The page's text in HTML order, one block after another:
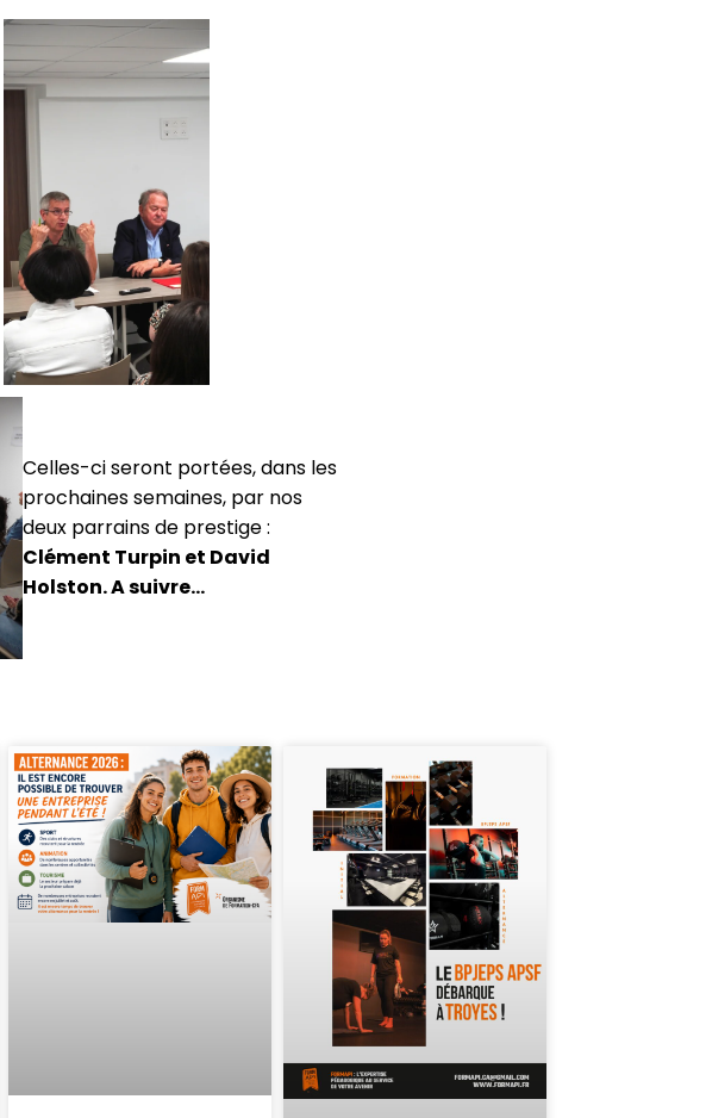
Celles-ci seront portées, dans les
prochaines semaines, par nos
deux parrains de prestige :
Clément Turpin et David
Holston. A suivre…